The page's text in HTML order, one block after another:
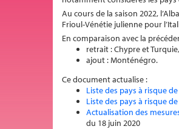
Au cours de la saison 2022,
Frioul-Vénétie julienne pour
En comparaison avec la
retrait : Chypre et
ajout : Monténégro.
Ce document actualise :
Liste des pays à risque
Liste des pays à risque
Actualisation des
du 18 juin 2020